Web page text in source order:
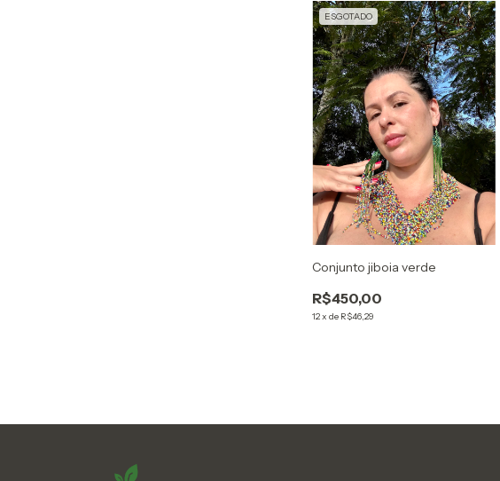
ESGOTADO
Conjunto jiboia verde
R$450,00
12xde R$46,29